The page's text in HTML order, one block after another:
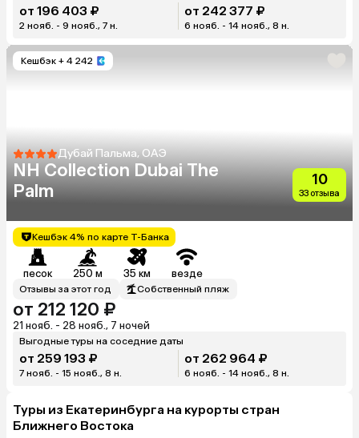
от 196 403 ₽
2 нояб. - 9 нояб., 7 н.
от 242 377 ₽
6 нояб. - 14 нояб., 8 н.
Кешбэк + 4 242
Дубай Пальма, ОАЭ
NH Collection Dubai The
Palm
10
33 отзыва
Кешбэк 4% по карте Т-Банка
песок 250 м 35 км везде
Отзывы за этот год Собственный пляж
от 212 120 ₽
21 нояб. - 28 нояб., 7 ночей
Выгодные туры на соседние даты
от 259 193 ₽
7 нояб. - 15 нояб., 8 н.
от 262 964 ₽
6 нояб. - 14 нояб., 8 н.
Туры из Екатеринбурга на курорты стран
Ближнего Востока